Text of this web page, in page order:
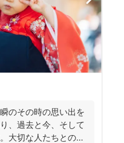
のその時の思い出を
、過去と今、そして
大切な人たちとの写